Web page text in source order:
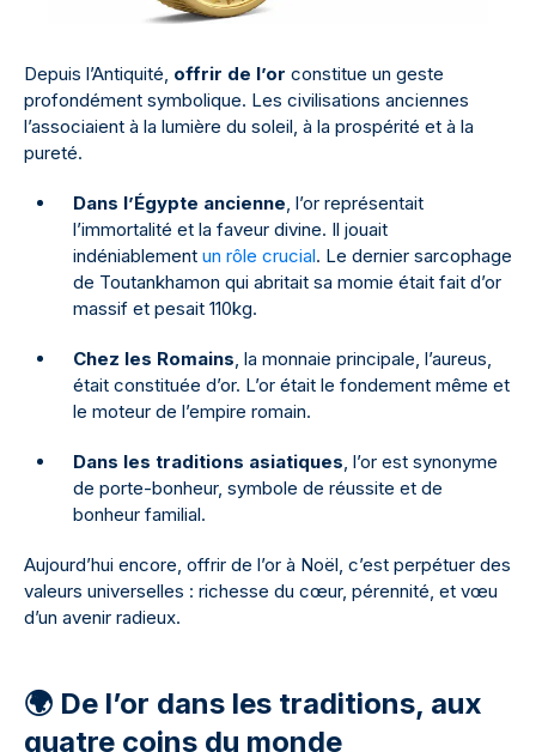
Depuis l’Antiquité, offrir de l’or constitue un geste
profondément symbolique. Les civilisations anciennes
l’associaient à la lumière du soleil, à la prospérité et à la
pureté.
Dans l’Égypte ancienne, l’or représentait
l’immortalité et la faveur divine. Il jouait
indéniablement un rôle crucial. Le dernier sarcophage
de Toutankhamon qui abritait sa momie était fait d’or
massif et pesait 110kg.
Chez les Romains, la monnaie principale, l’aureus,
était constituée d’or. L’or était le fondement même et
le moteur de l’empire romain.
Dans les traditions asiatiques, l’or est synonyme
de porte-bonheur, symbole de réussite et de
bonheur familial.
Aujourd’hui encore, offrir de l’or à Noël, c’est perpétuer des
valeurs universelles : richesse du cœur, pérennité, et vœu
d’un avenir radieux.
🌍 De l’or dans les traditions, aux
quatre coins du monde